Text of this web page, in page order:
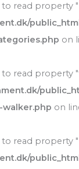
read property
on
read property
walker.php on
read property